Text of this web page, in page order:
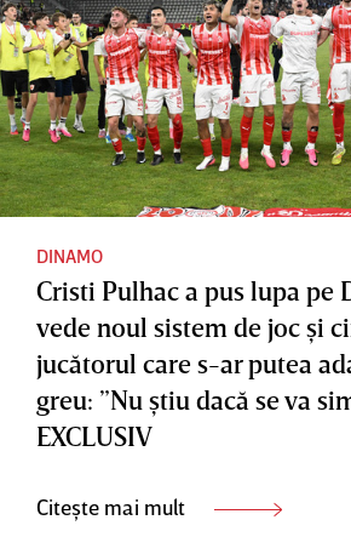
DINAMO
Cristi Pulhac a pus lupa pe
vede noul sistem de joc şi
jucătorul care s-ar putea
greu: ”Nu ştiu dacă se va
EXCLUSIV
Citește mai mult